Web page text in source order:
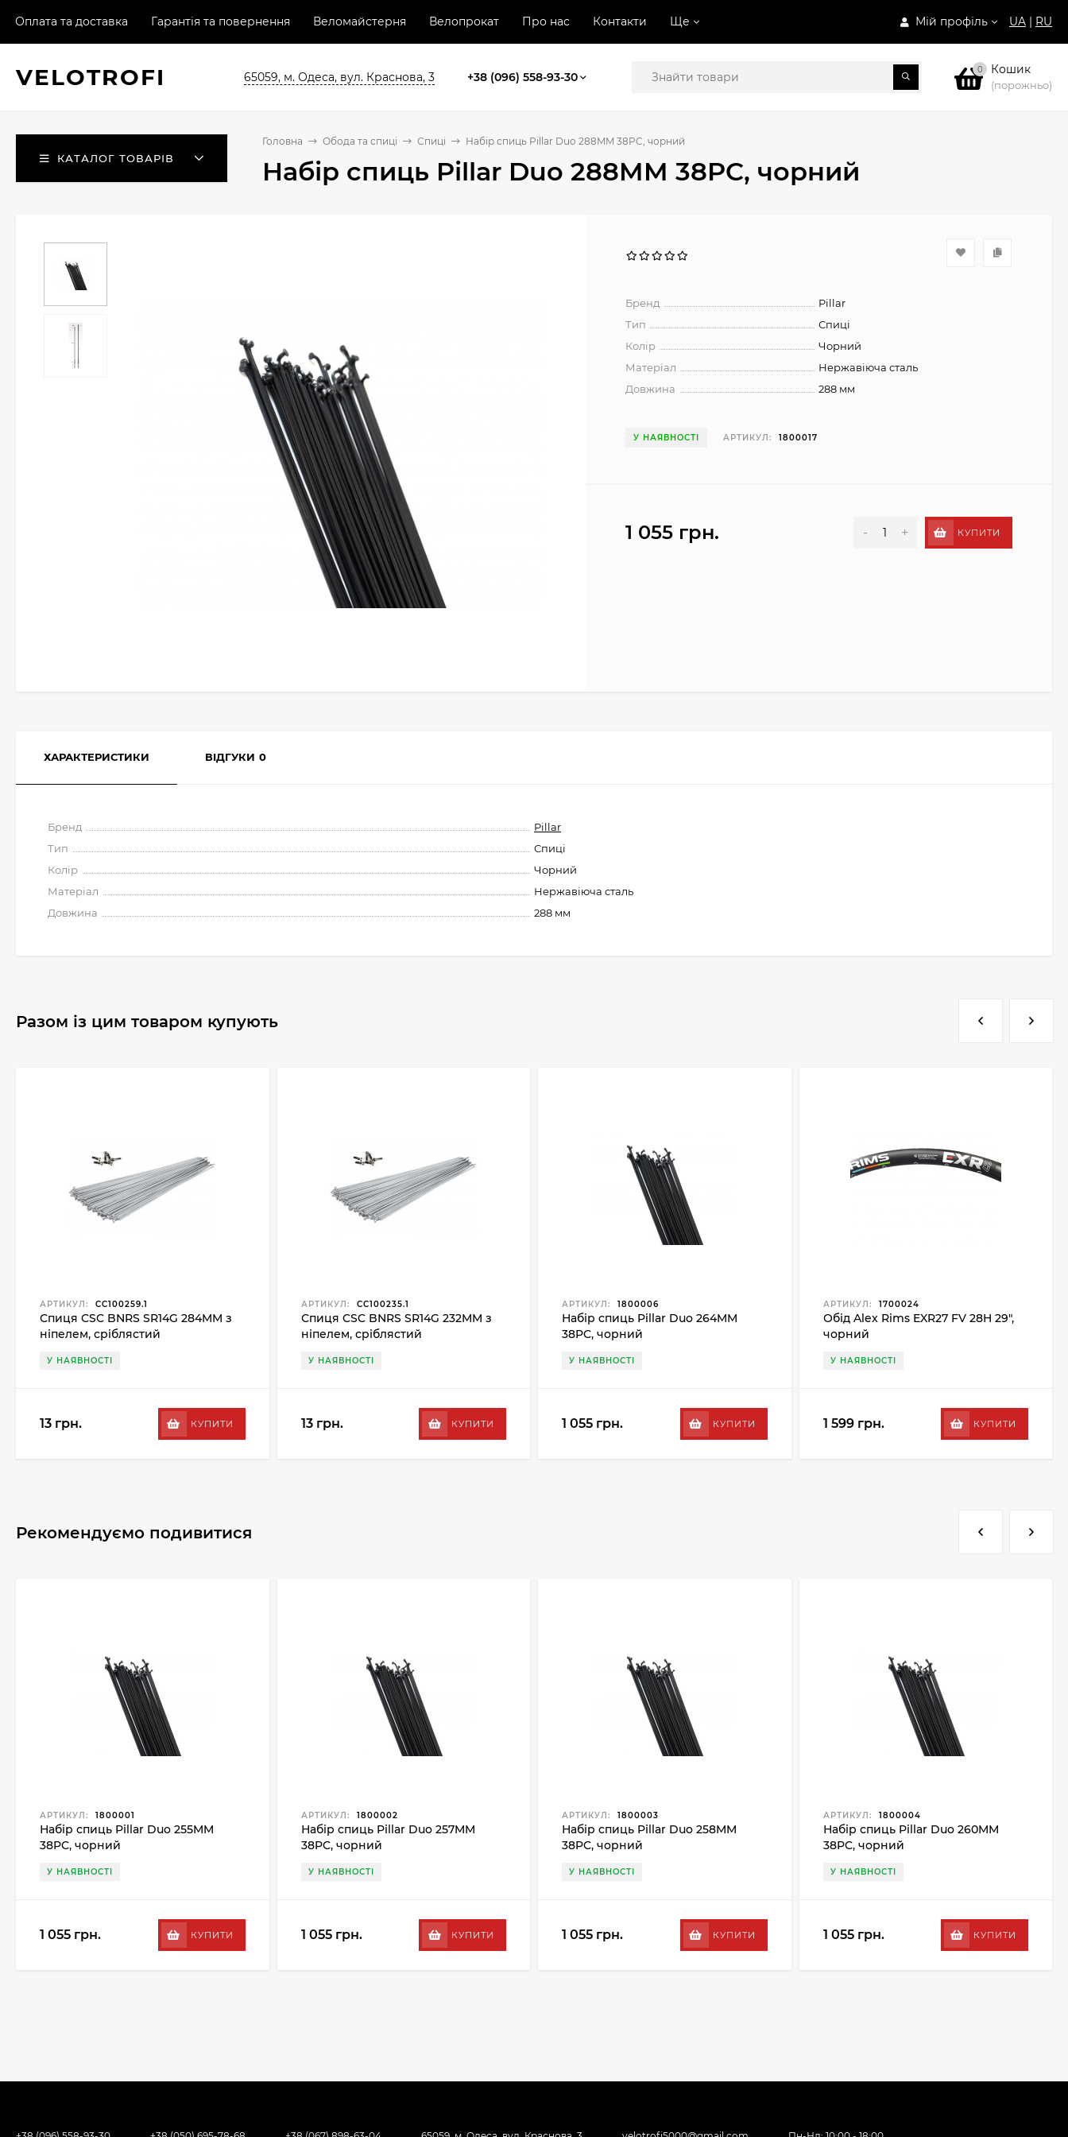
Мій профіль UA | RU
Оплата та доставка Гарантія та повернення Веломайстерня Велопрокат Про нас Контакти Ще
VELOTROFI 65059, м. Одеса, вул. Краснова, 3 +38 (096) 558-93-30 0 Кошик
(порожньо)
КАТАЛОГ ТОВАРІВ
Головна Обода та спиці Спиці Набір спиць Pillar Duo 288MM 38PC, чорний
Набір спиць Pillar Duo 288MM 38PC, чорний
Бренд
Pillar
Тип
Спиці
Колір
Чорний
Матеріал
Нержавіюча сталь
Довжина
288 мм
У НАЯВНОСТІ АРТИКУЛ: 1800017
1 055 грн. - + КУПИТИ
ХАРАКТЕРИСТИКИ ВІДГУКИ 0
Бренд
Pillar
Тип
Спиці
Колір
Чорний
Матеріал
Нержавіюча сталь
Довжина
288 мм
Разом із цим товаром купують
АРТИКУЛ: CC100259.1
Спиця CSC BNRS SR14G 284MM з
ніпелем, сріблястий
У НАЯВНОСТІ
13 грн. КУПИТИ
АРТИКУЛ: CC100235.1
Спиця CSC BNRS SR14G 232MM з
ніпелем, сріблястий
У НАЯВНОСТІ
13 грн. КУПИТИ
АРТИКУЛ: 1800006
Набір спиць Pillar Duo 264MM
38PC, чорний
У НАЯВНОСТІ
1 055 грн. КУПИТИ
АРТИКУЛ: 1700024
Обід Alex Rims EXR27 FV 28H 29",
чорний
У НАЯВНОСТІ
1 599 грн. КУПИТИ
Рекомендуємо подивитися
АРТИКУЛ: 1800001
Набір спиць Pillar Duo 255MM
38PC, чорний
У НАЯВНОСТІ
1 055 грн. КУПИТИ
АРТИКУЛ: 1800002
Набір спиць Pillar Duo 257MM
38PC, чорний
У НАЯВНОСТІ
1 055 грн. КУПИТИ
АРТИКУЛ: 1800003
Набір спиць Pillar Duo 258MM
38PC, чорний
У НАЯВНОСТІ
1 055 грн. КУПИТИ
АРТИКУЛ: 1800004
Набір спиць Pillar Duo 260MM
38PC, чорний
У НАЯВНОСТІ
1 055 грн. КУПИТИ